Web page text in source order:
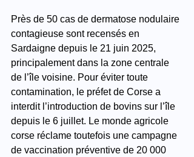
Près de 50 cas de dermatose nodulaire
contagieuse sont recensés en
Sardaigne depuis le 21 juin 2025,
principalement dans la zone centrale
de l’île voisine. Pour éviter toute
contamination, le préfet de Corse a
interdit l’introduction de bovins sur l’île
depuis le 6 juillet. Le monde agricole
corse réclame toutefois une campagne
de vaccination préventive de 20 000